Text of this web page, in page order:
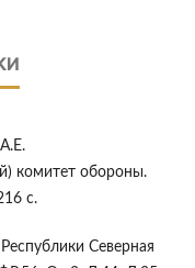
комитет обороны.
с.
Северная